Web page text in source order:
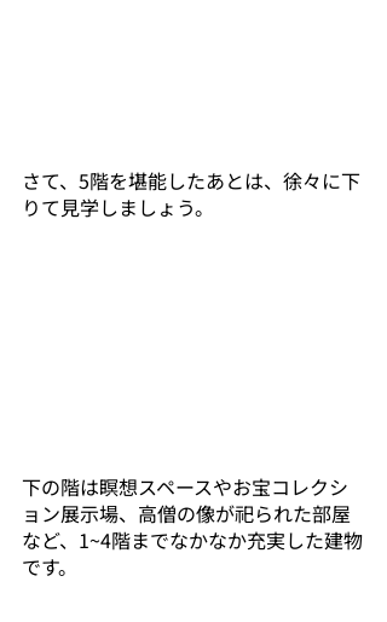
さて、5階を堪能したあとは、徐々に下
りて見学しましょう。
下の階は瞑想スペースやお宝コレクシ
ョン展示場、高僧の像が祀られた部屋
など、1~4階までなかなか充実した建物
です。